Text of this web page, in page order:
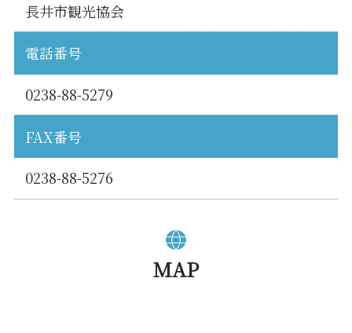
長井市観光協会
電話番号
0238-88-5279
FAX番号
0238-88-5276
MAP